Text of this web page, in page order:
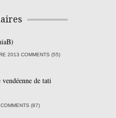
2013 COMMENTS (55)
de tati
(87)